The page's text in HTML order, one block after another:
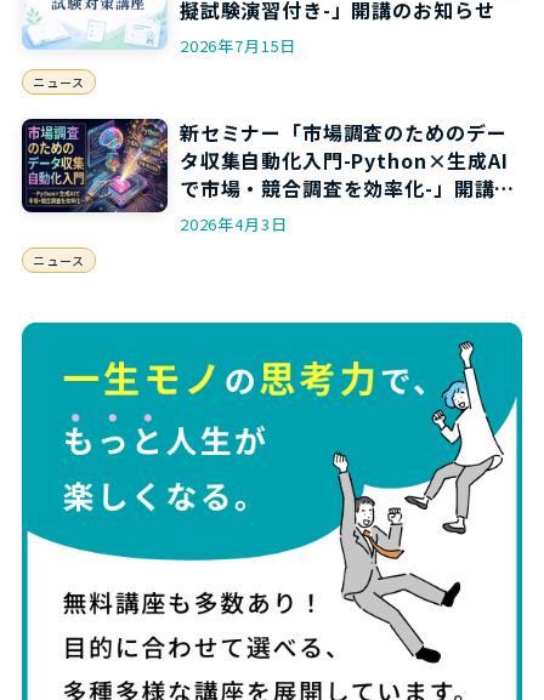
擬試験演習付き-」開講のお知らせ
2026年7月15日
ニュース
新セミナー「市場調査のためのデー
タ収集自動化入門-Python×生成AI
で市場・競合調査を効率化-」開講の
お知らせ
2026年4月3日
ニュース